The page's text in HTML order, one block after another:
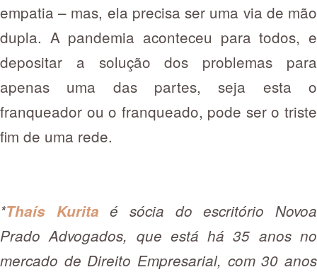
empatia – mas, ela precisa ser uma via de mão
dupla. A pandemia aconteceu para todos, e
depositar a solução dos problemas para
apenas uma das partes, seja esta o
franqueador ou o franqueado, pode ser o triste
fim de uma rede.
*Thaís Kurita é sócia do escritório Novoa
Prado Advogados, que está há 35 anos no
mercado de Direito Empresarial, com 30 anos